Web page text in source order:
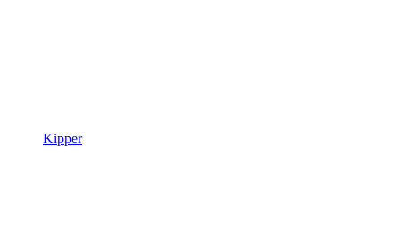
Kipper